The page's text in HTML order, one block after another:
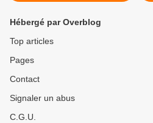
Hébergé par Overblog
Top articles
Pages
Contact
Signaler un abus
C.G.U.